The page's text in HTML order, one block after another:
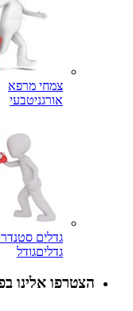
צמחי מרפא
אורגניטבעי
גדלים
גדליםגודל
הצטרפו אלינו